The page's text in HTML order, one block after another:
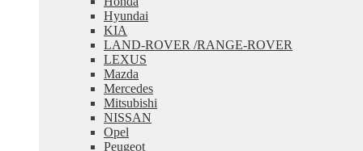
Hyundai
KIA
LAND-ROVER /RANGE-ROVER
LEXUS
Mazda
Mercedes
Mitsubishi
NISSAN
Opel
Peugeot